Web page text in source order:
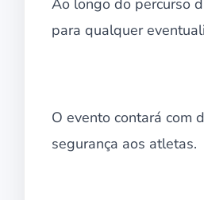
Ao longo do percurso
para qualquer
O evento contará com
segurança aos atletas.